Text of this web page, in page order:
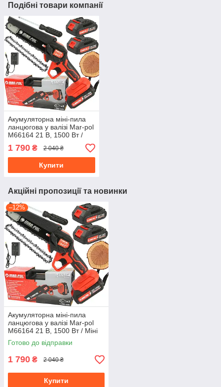
Подібні товари компанії
Акумуляторна міні-пила
ланцюгова у валізі Mar-pol
M66164 21 В, 1500 Вт /
Міні пила з акумулятором
1 790 ₴ 2 040 ₴
Купити
Акційні пропозиції та новинки
–12%
Акумуляторна міні-пила
ланцюгова у валізі Mar-pol
M66164 21 В, 1500 Вт / Міні
пила з акумулятором
Готово до відправки
1 790 ₴ 2 040 ₴
Купити